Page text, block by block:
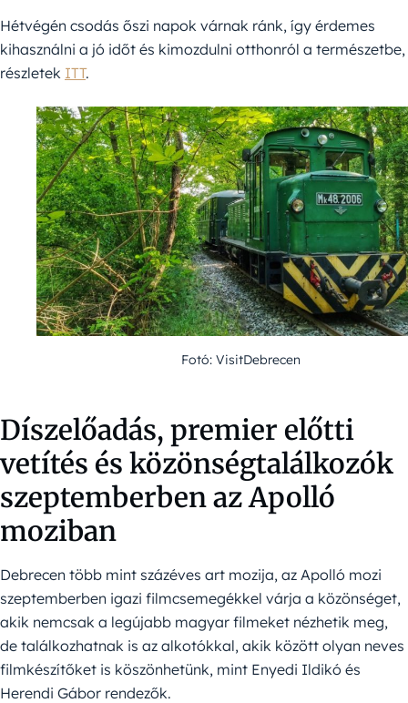
Hétvégén csodás őszi napok várnak ránk, így érdemes
kihasználni a jó időt és kimozdulni otthonról a természetbe,
részletek ITT.
Fotó: VisitDebrecen
Díszelőadás, premier előtti
vetítés és közönségtalálkozók
szeptemberben az Apolló
moziban
Debrecen több mint százéves art mozija, az Apolló mozi
szeptemberben igazi filmcsemegékkel várja a közönséget,
akik nemcsak a legújabb magyar filmeket nézhetik meg,
de találkozhatnak is az alkotókkal, akik között olyan neves
filmkészítőket is köszönhetünk, mint Enyedi Ildikó és
Herendi Gábor rendezők.